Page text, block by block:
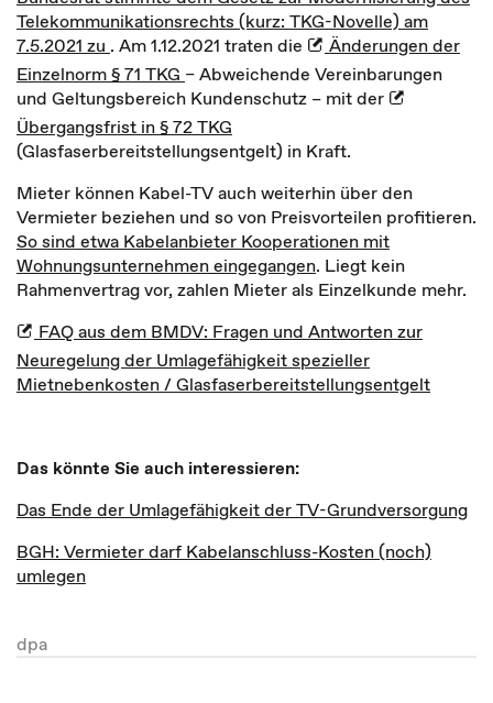
Telekommunikationsrechts (kurz: TKG-Novelle) am
7.5.2021 zu . Am 1.12.2021 traten die
Änderungen der
Einzelnorm § 71 TKG – Abweichende Vereinbarungen
und Geltungsbereich Kundenschutz – mit der
Übergangsfrist in § 72 TKG
(Glasfaserbereitstellungsentgelt) in Kraft.
Mieter können Kabel-TV auch weiterhin über den
Vermieter beziehen und so von Preisvorteilen profitieren.
So sind etwa Kabelanbieter Kooperationen mit
Wohnungsunternehmen eingegangen. Liegt kein
Rahmenvertrag vor, zahlen Mieter als Einzelkunde mehr.
FAQ aus dem BMDV: Fragen und Antworten zur
Neuregelung der Umlagefähigkeit spezieller
Mietnebenkosten / Glasfaserbereitstellungsentgelt
Das könnte Sie auch interessieren:
Das Ende der Umlagefähigkeit der TV-Grundversorgung
BGH: Vermieter darf Kabelanschluss-Kosten (noch)
umlegen
dpa